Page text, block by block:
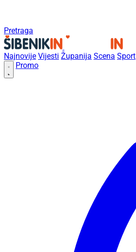
Pretraga
Najnovije Vijesti Županija Scena Sport
Promo